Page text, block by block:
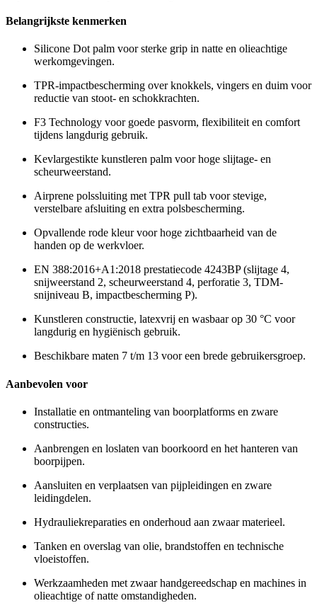
Belangrijkste kenmerken
Silicone Dot palm voor sterke grip in natte en olieachtige
werkomgevingen.
TPR-impactbescherming over knokkels, vingers en duim voor
reductie van stoot- en schokkrachten.
F3 Technology voor goede pasvorm, flexibiliteit en comfort
tijdens langdurig gebruik.
Kevlargestikte kunstleren palm voor hoge slijtage- en
scheurweerstand.
Airprene polssluiting met TPR pull tab voor stevige,
verstelbare afsluiting en extra polsbescherming.
Opvallende rode kleur voor hoge zichtbaarheid van de
handen op de werkvloer.
EN 388:2016+A1:2018 prestatiecode 4243BP (slijtage 4,
snijweerstand 2, scheurweerstand 4, perforatie 3, TDM-
snijniveau B, impactbescherming P).
Kunstleren constructie, latexvrij en wasbaar op 30 °C voor
langdurig en hygiënisch gebruik.
Beschikbare maten 7 t/m 13 voor een brede gebruikersgroep.
Aanbevolen voor
Installatie en ontmanteling van boorplatforms en zware
constructies.
Aanbrengen en loslaten van boorkoord en het hanteren van
boorpijpen.
Aansluiten en verplaatsen van pijpleidingen en zware
leidingdelen.
Hydrauliekreparaties en onderhoud aan zwaar materieel.
Tanken en overslag van olie, brandstoffen en technische
vloeistoffen.
Werkzaamheden met zwaar handgereedschap en machines in
olieachtige of natte omstandigheden.